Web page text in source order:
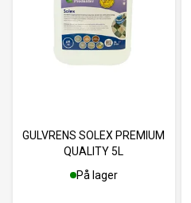
GULVRENS SOLEX PREMIUM
QUALITY 5L
På lager